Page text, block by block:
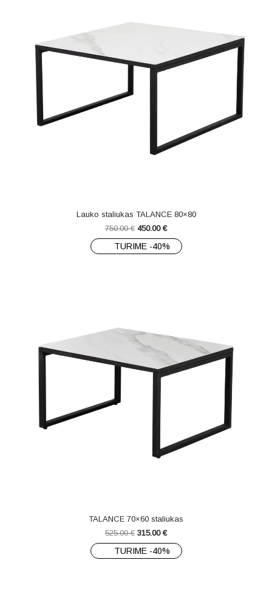
Lauko staliukas TALANCE 80×80
750.00€ 450.00 €
TURIME -40%
TALANCE 70×60 staliukas
525.00€ 315.00 €
TURIME -40%